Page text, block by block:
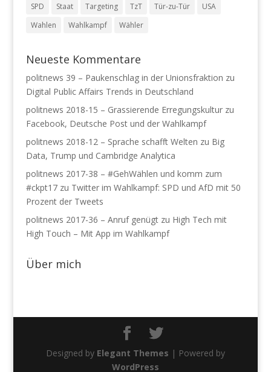
SPD
Staat Targeting TzT Tür-zu-Tür
USA
Wahlen
Wahlkampf Wähler
Neueste Kommentare
politnews 39 – Paukenschlag in der Unionsfraktion zu
Digital Public Affairs Trends in Deutschland
politnews 2018-15 – Grassierende Erregungskulturzu
Facebook, Deutsche Post und der Wahlkampf
politnews 2018-12 – Sprache schafft Welten zu Big
Data, Trump und Cambridge Analytica
politnews 2017-38 – #GehWählen und komm zum
#ckpt17zu Twitter im Wahlkampf: SPD und AfD mit 50
Prozent der Tweets
politnews 2017-36 – Anruf genügtzu High Tech mit
High Touch – Mit App im Wahlkampf
Über mich
Designed by Elegant Themes | Powered by
WordPress
Email Adresse